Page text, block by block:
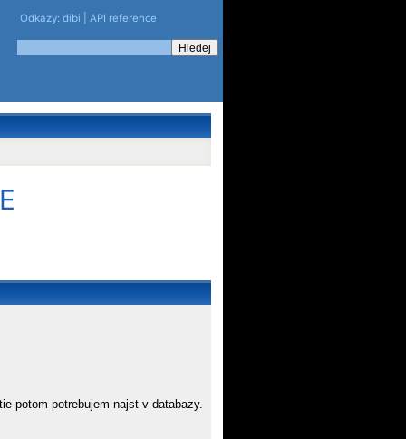
Odkazy: dibi API reference
potom potrebujem najst v databazy.